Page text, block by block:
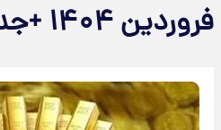
فروردین ۱۴۰۴ +جدول